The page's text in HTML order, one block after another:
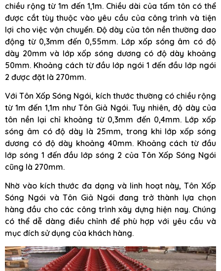
chiều rộng từ 1m đến 1,1m. Chiều dài của tấm tôn có thể
được cắt tùy thuộc vào yêu cầu của công trình và tiện
lợi cho việc vận chuyển. Độ dày của tôn nền thường dao
động từ 0,3mm đến 0,55mm. Lớp xốp sóng âm có độ
dày 20mm và lớp xốp sóng dương có độ dày khoảng
50mm. Khoảng cách từ đầu lớp ngói 1 đến đầu lớp ngói
2 được đặt là 270mm.
Với Tôn Xốp Sóng Ngói, kích thước thường có chiều rộng
từ 1m đến 1,1m như Tôn Giả Ngói. Tuy nhiên, độ dày của
tôn nền lại chỉ khoảng từ 0,3mm đến 0,4mm. Lớp xốp
sóng âm có độ dày là 25mm, trong khi lớp xốp sóng
dương có độ dày khoảng 40mm. Khoảng cách từ đầu
lớp sóng 1 đến đầu lớp sóng 2 của Tôn Xốp Sóng Ngói
cũng là 270mm.
Nhờ vào kích thước đa dạng và linh hoạt này, Tôn Xốp
Sóng Ngói và Tôn Giả Ngói đang trở thành lựa chọn
hàng đầu cho các công trình xây dựng hiện nay. Chúng
có thể dễ dàng điều chỉnh để phù hợp với yêu cầu và
mục đích sử dụng của khách hàng.